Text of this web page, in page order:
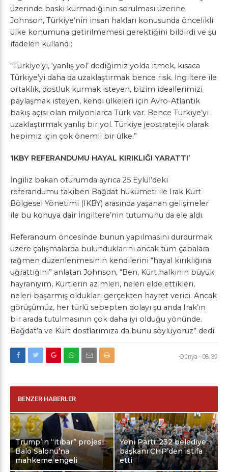
üzerinde baskı kurmadığının sorulması üzerine
Johnson, Türkiye’nin insan hakları konusunda öncelikli
ülke konumuna getirilmemesi gerektiğini bildirdi ve şu
ifadeleri kullandı:
“Türkiye’yi, ‘yanlış yol’ dediğimiz yolda itmek, kısaca
Türkiye’yi daha da uzaklaştırmak bence risk. İngiltere ile
ortaklık, dostluk kurmak isteyen, bizim ideallerimizi
paylaşmak isteyen, kendi ülkeleri için Avro-Atlantik
bakış açısı olan milyonlarca Türk var. Bence Türkiye’yi
uzaklaştırmak yanlış bir yol. Türkiye jeostratejik olarak
hepimiz için çok önemli bir ülke.”
‘IKBY REFERANDUMU HAYAL KIRIKLIĞI YARATTI’
İngiliz bakan oturumda ayrıca 25 Eylül’deki
referandumu takiben Bağdat hükümeti ile Irak Kürt
Bölgesel Yönetimi (IKBY) arasında yaşanan gelişmeler
ile bu konuya dair İngiltere’nin tutumunu da ele aldı.
Referandum öncesinde bunun yapılmasını durdurmak
üzere çalışmalarda bulunduklarını ancak tüm çabalara
rağmen düzenlenmesinin kendilerini “hayal kırıklığına
uğrattığını” anlatan Johnson, “Ben, Kürt halkının büyük
hayranıyım, Kürtlerin azimleri, neleri elde ettikleri,
neleri başarmış oldukları gerçekten hayret verici. Ancak
görüşümüz, her türlü sebepten dolayı şu anda Irak’ın
bir arada tutulmasının çok daha iyi olduğu yönünde.
Bağdat’a ve Kürt dostlarımıza da bunu söylüyoruz” dedi.
-Dünya - 08:39
BENZER HABERLER
Trump’ın “itibar” projesi
Balo Salonu’na
mahkeme engeli
Yeni Parti: 232 belediye
başkanı CHP’den istifa
etti